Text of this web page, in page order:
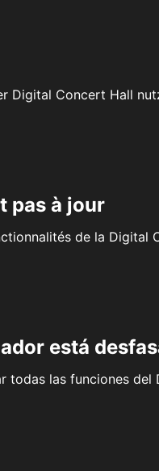
Digital Concert Hall
pas à jour
de la Digital
está
todas las funciones del